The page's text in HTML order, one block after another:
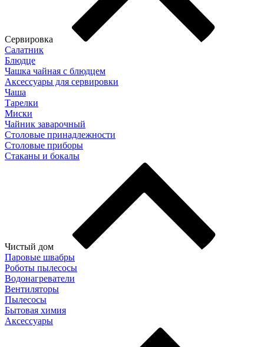
Сервировка
Салатник
Блюдце
Чашка чайная с блюдцем
Аксессуары для сервировки
Чаша
Тарелки
Миски
Чайник заварочный
Столовые принадлежности
Столовые приборы
Стаканы и бокалы
Чистый дом
Паровые швабры
Роботы пылесосы
Водонагреватели
Вентиляторы
Пылесосы
Бытовая химия
Аксессуары